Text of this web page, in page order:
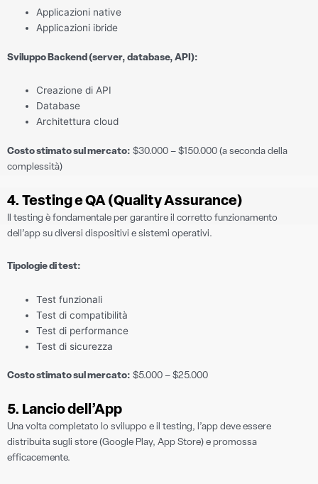
Applicazioni native
Applicazioni ibride
Sviluppo Backend (server, database, API):
Creazione di API
Database
Architettura cloud
Costo stimato sul mercato: $30.000 – $150.000 (a seconda della
complessità)
4. Testing e QA (Quality Assurance)
Il testing è fondamentale per garantire il corretto funzionamento
dell’app su diversi dispositivi e sistemi operativi.
Tipologie di test:
Test funzionali
Test di compatibilità
Test di performance
Test di sicurezza
Costo stimato sul mercato: $5.000 – $25.000
5. Lancio dell’App
Una volta completato lo sviluppo e il testing, l’app deve essere
distribuita sugli store (Google Play, App Store) e promossa
efficacemente.